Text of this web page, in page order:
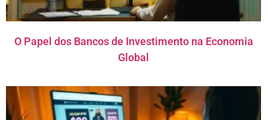
O Papel dos Bancos de Investimento na Economia
Global